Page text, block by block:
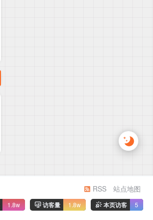
RSS 站点地图
1.8w 访客量 1.8w 本页访客 5